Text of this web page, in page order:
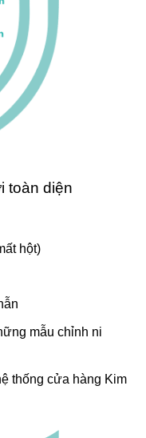
toàn diện
hột)
mẫu chỉnh ni
thống cửa hàng Kim